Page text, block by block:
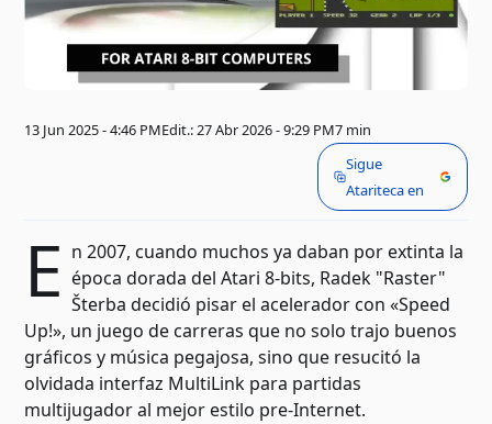
13 Jun 2025 - 4:46 PMEdit.: 27 Abr 2026 - 9:29 PM7 min
Sigue
Atariteca en
E n 2007, cuando muchos ya daban por extinta la
época dorada del Atari 8-bits, Radek "Raster"
Šterba decidió pisar el acelerador con «Speed
Up!», un juego de carreras que no solo trajo buenos
gráficos y música pegajosa, sino que resucitó la
olvidada interfaz MultiLink para partidas
multijugador al mejor estilo pre-Internet.